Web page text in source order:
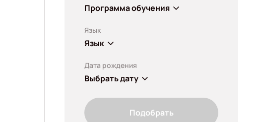
Программа обучения
Язык
Язык
Дата рождения
Выбрать дату
Подобрать